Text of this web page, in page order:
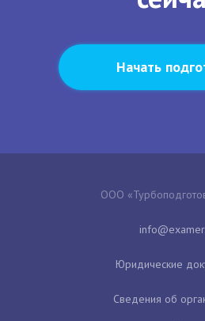
Начать
ООО
Юридические
Сведения об